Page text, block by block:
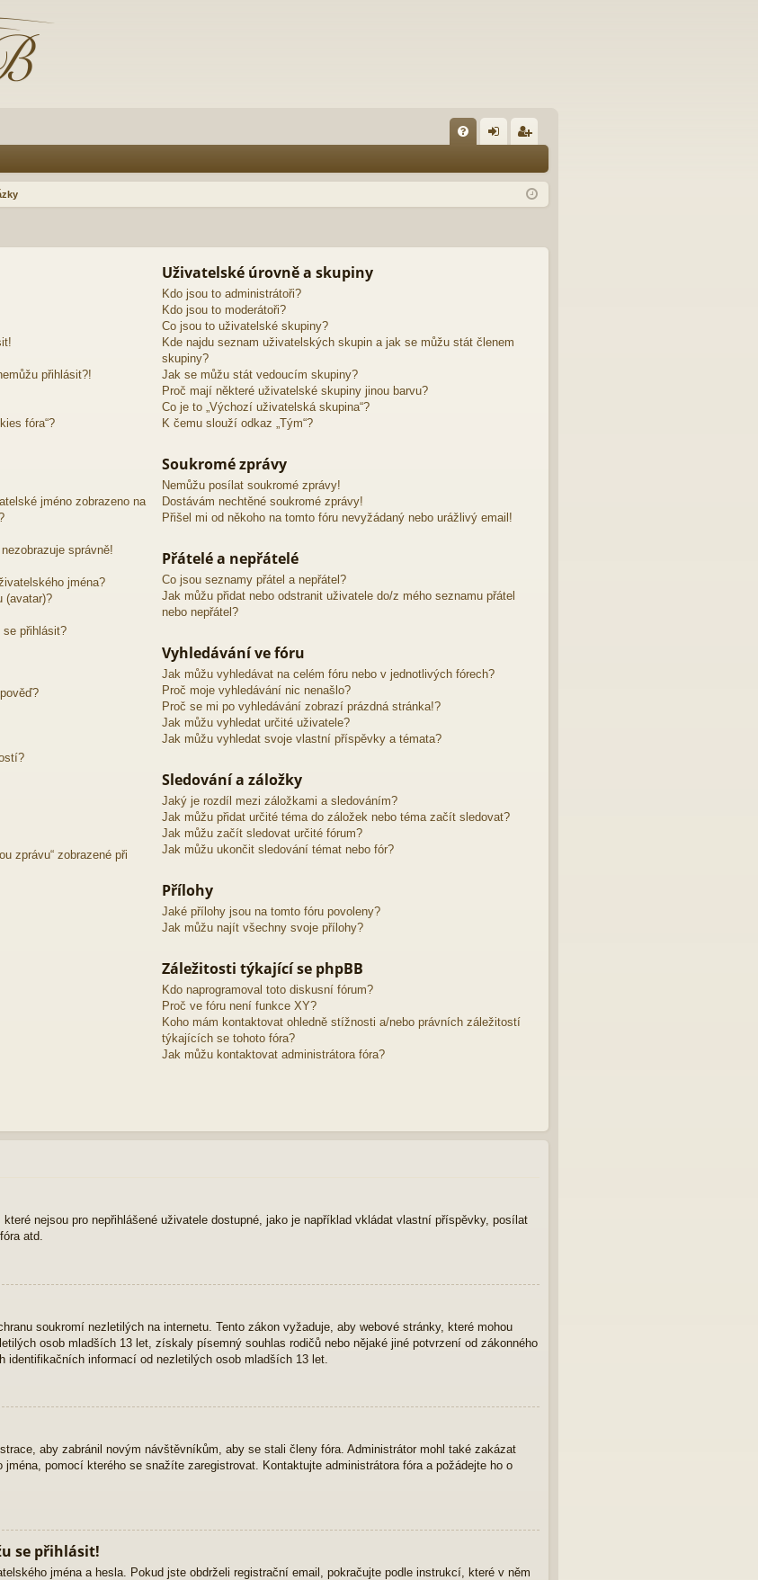
Q lá ist
přihlásit?!
fóra“?
jméno zobrazeno na
správně!
jména?
(avatar)?
přihlásit?
zprávu“ zobrazené při
Uživatelské úrovně a skupiny
Kdo jsou to administrátoři?
Kdo jsou to moderátoři?
Co jsou to uživatelské skupiny?
Kde najdu seznam uživatelských skupin a jak se můžu stát členem
skupiny?
Jak se můžu stát vedoucím skupiny?
Proč mají některé uživatelské skupiny jinou barvu?
Co je to „Výchozí uživatelská skupina“?
K čemu slouží odkaz „Tým“?
Soukromé zprávy
Nemůžu posílat soukromé zprávy!
Dostávám nechtěné soukromé zprávy!
Přišel mi od někoho na tomto fóru nevyžádaný nebo urážlivý email!
Přátelé a nepřátelé
Co jsou seznamy přátel a nepřátel?
Jak můžu přidat nebo odstranit uživatele do/z mého seznamu přátel
nebo nepřátel?
Vyhledávání ve fóru
Jak můžu vyhledávat na celém fóru nebo v jednotlivých fórech?
Proč moje vyhledávání nic nenašlo?
Proč se mi po vyhledávání zobrazí prázdná stránka!?
Jak můžu vyhledat určité uživatele?
Jak můžu vyhledat svoje vlastní příspěvky a témata?
Sledování a záložky
Jaký je rozdíl mezi záložkami a sledováním?
Jak můžu přidat určité téma do záložek nebo téma začít sledovat?
Jak můžu začít sledovat určité fórum?
Jak můžu ukončit sledování témat nebo fór?
Přílohy
Jaké přílohy jsou na tomto fóru povoleny?
Jak můžu najít všechny svoje přílohy?
Záležitosti týkající se phpBB
Kdo naprogramoval toto diskusní fórum?
Proč ve fóru není funkce XY?
Koho mám kontaktovat ohledně stížnosti a/nebo právních záležitostí
týkajících se tohoto fóra?
Jak můžu kontaktovat administrátora fóra?
nejsou pro nepřihlášené uživatele dostupné, jako je například vkládat vlastní příspěvky, posílat
atd.
soukromí nezletilých na internetu. Tento zákon vyžaduje, aby webové stránky, které mohou
osob mladších 13 let, získaly písemný souhlas rodičů nebo nějaké jiné potvrzení od zákonného
informací od nezletilých osob mladších 13 let.
aby zabránil novým návštěvníkům, aby se stali členy fóra. Administrátor mohl také zakázat
pomocí kterého se snažíte zaregistrovat. Kontaktujte administrátora fóra a požádejte ho o
se přihlásit!
jména a hesla. Pokud jste obdrželi registrační email, pokračujte podle instrukcí, které v něm